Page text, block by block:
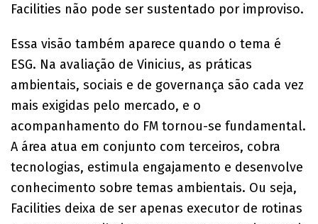
Facilities não pode ser sustentado por improviso.
Essa visão também aparece quando o tema é
ESG. Na avaliação de Vinicius, as práticas
ambientais, sociais e de governança são cada vez
mais exigidas pelo mercado, e o
acompanhamento do FM tornou-se fundamental.
A área atua em conjunto com terceiros, cobra
tecnologias, estimula engajamento e desenvolve
conhecimento sobre temas ambientais. Ou seja,
Facilities deixa de ser apenas executor de rotinas